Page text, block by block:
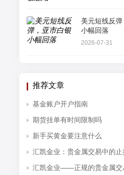
美元短线反
小幅回落
2026-07-31
推荐文章
基金账户开户指南
期货挂单有时间限制吗
新手买黄金要注意什么
汇凯金业：贵金属交易中的止损策
汇凯金业——正规的贵金属交